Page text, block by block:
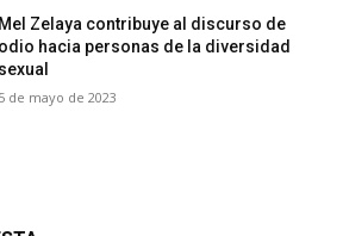
Mel Zelaya contribuye al discurso de
odio hacia personas de la diversidad
sexual
5 de mayo de 2023